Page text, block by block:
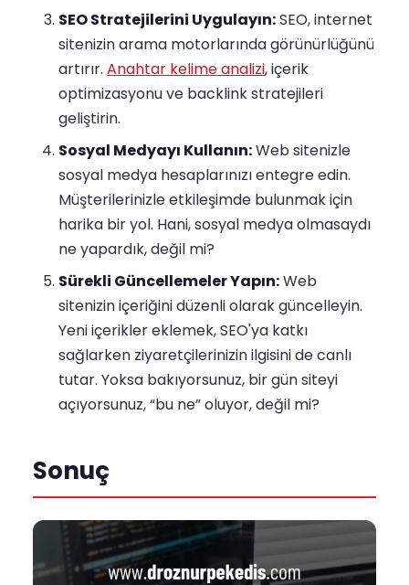
SEO Stratejilerini Uygulayın:SEO, internet
sitenizin arama motorlarında görünürlüğünü
artırır. Anahtar kelime analizi, içerik
optimizasyonu ve backlink stratejileri
geliştirin.
Sosyal Medyayı Kullanın:Web sitenizle
sosyal medya hesaplarınızı entegre edin.
Müşterilerinizle etkileşimde bulunmak için
harika bir yol. Hani, sosyal medya olmasaydı
ne yapardık, değil mi?
Sürekli Güncellemeler Yapın:Web
sitenizin içeriğini düzenli olarak güncelleyin.
Yeni içerikler eklemek, SEO'ya katkı
sağlarken ziyaretçilerinizin ilgisini de canlı
tutar. Yoksa bakıyorsunuz, bir gün siteyi
açıyorsunuz, “bu ne” oluyor, değil mi?
Sonuç